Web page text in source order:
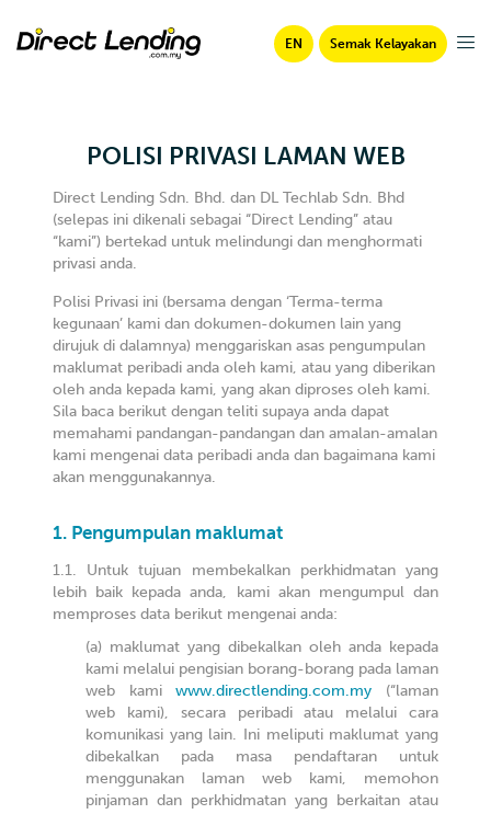
EN Semak Kelayakan
POLISI PRIVASI LAMAN WEB
Direct Lending Sdn. Bhd. dan DL Techlab Sdn. Bhd
(selepas ini dikenali sebagai “Direct Lending” atau
“kami”) bertekad untuk melindungi dan menghormati
privasi anda.
Polisi Privasi ini (bersama dengan ‘Terma-terma
kegunaan’ kami dan dokumen-dokumen lain yang
dirujuk di dalamnya) menggariskan asas pengumpulan
maklumat peribadi anda oleh kami, atau yang diberikan
oleh anda kepada kami, yang akan diproses oleh kami.
Sila baca berikut dengan teliti supaya anda dapat
memahami pandangan-pandangan dan amalan-amalan
kami mengenai data peribadi anda dan bagaimana kami
akan menggunakannya.
Pengumpulan maklumat
Untuk tujuan membekalkan perkhidmatan yang
lebih baik kepada anda, kami akan mengumpul dan
memproses data berikut mengenai anda:
maklumat yang dibekalkan oleh anda kepada
kami melalui pengisian borang-borang pada laman
web kamiwww.directlending.com.my (“laman
web kami), secara peribadi atau melalui cara
komunikasi yang lain. Ini meliputi maklumat yang
dibekalkan pada masa pendaftaran untuk
menggunakan laman web kami, memohon
pinjaman dan perkhidmatan yang berkaitan atau